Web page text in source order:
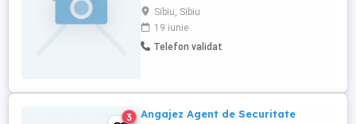
pentru magazinele Lidl din Sibiu. Mai
multe detalii și informații la telefon rog
seriozitate.
Sibiu, Sibiu
19 iunie
Telefon validat
3 Angajez Agent de Securitate